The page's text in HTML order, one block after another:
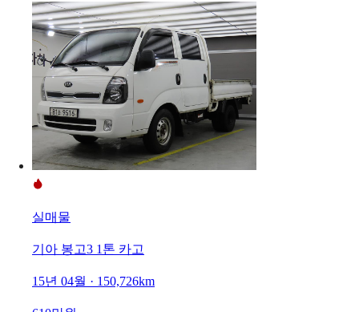
실매물
기아 봉고3 1톤 카고
15년 04월 · 150,726km